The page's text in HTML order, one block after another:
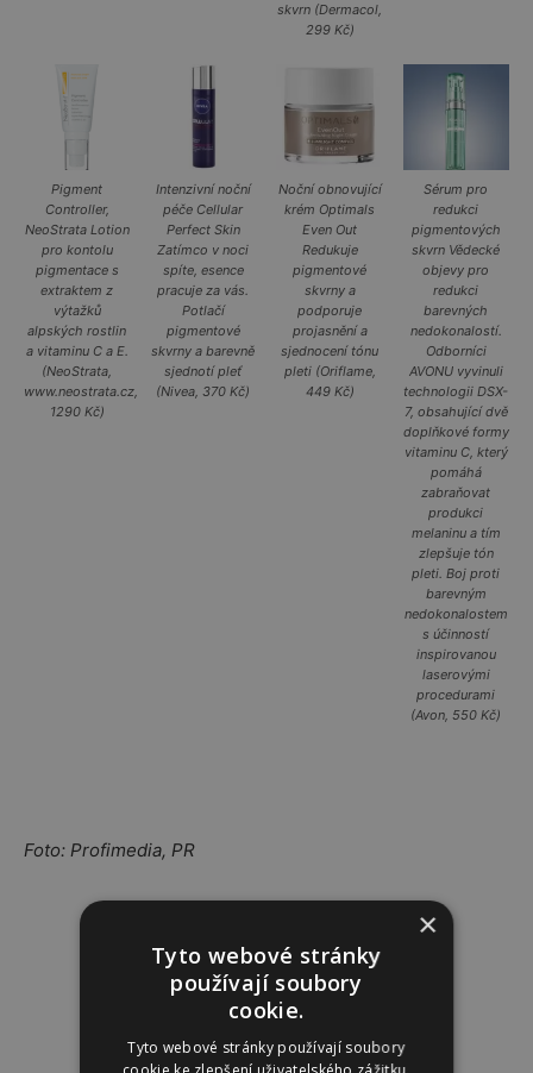
skvrn (Dermacol,
299 Kč)
Pigment
Controller,
NeoStrata Lotion
pro kontolu
pigmentace s
extraktem z
výtažků
alpských rostlin
a vitaminu C a E.
(NeoStrata,
www.neostrata.cz,
1290 Kč)
Intenzivní noční
péče Cellular
Perfect Skin
Zatímco v noci
spíte, esence
pracuje za vás.
Potlačí
pigmentové
skvrny a barevně
sjednotí pleť
(Nivea, 370 Kč)
Noční obnovující
krém Optimals
Even Out
Redukuje
pigmentové
skvrny a
podporuje
projasnění a
sjednocení tónu
pleti (Oriflame,
449 Kč)
Sérum pro
redukci
pigmentových
skvrn Vědecké
objevy pro
redukci
barevných
nedokonalostí.
Odborníci
AVONU vyvinuli
technologii DSX-
7, obsahující dvě
doplňkové formy
vitaminu C, který
pomáhá
zabraňovat
produkci
melaninu a tím
zlepšuje tón
pleti. Boj proti
barevným
nedokonalostem
s účinností
inspirovanou
laserovými
procedurami
(Avon, 550 Kč)
Foto: Profimedia, PR
×
Tyto webové stránky
používají soubory
cookie.
Tyto webové stránky používají soubory